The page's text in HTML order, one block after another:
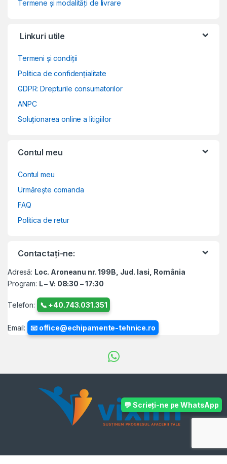
💬 Scrieți-ne pe WhatsApp
Termene și modalități de livrare
Linkuri utile
Termeni și condiții
Politica de confidențialitate
GDPR: Drepturile consumatorilor
ANPC
Soluționarea online a litigiilor
Contul meu
Contul meu
Urmărește comanda
FAQ
Politica de retur
Contactați-ne:
Adresă: Loc. Aroneanu nr. 199B, Jud. Iasi, România
Program: L – V: 08:30 – 17:30
Telefon: 📞 +40.743.031.351
Email: 📧 office@echipamente-tehnice.ro